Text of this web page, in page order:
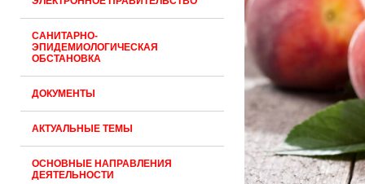
САНИТАРНО-
ЭПИДЕМИОЛОГИЧЕСКАЯ
ОБСТАНОВКА
ДОКУМЕНТЫ
АКТУАЛЬНЫЕ ТЕМЫ
ОСНОВНЫЕ НАПРАВЛЕНИЯ
ДЕЯТЕЛЬНОСТИ